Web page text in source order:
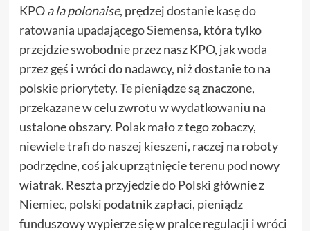
KPOa la polonaise, prędzej dostanie kasędo
ratowania upadającego Siemensa, która tylko
przejdzie swobodnie przez nasz KPO, jak woda
przez gęś i wróci do nadawcy, niż dostanie to na
polskie priorytety. Te pieniądze są znaczone,
przekazane w celu zwrotu w wydatkowaniu na
ustalone obszary. Polak mało z tego zobaczy,
niewiele trafi do naszej kieszeni, raczej na roboty
podrzędne, coś jak uprzątnięcie terenu pod nowy
wiatrak. Reszta przyjedzie do Polski głównie z
Niemiec, polski podatnik zapłaci, pieniądz
funduszowy wypierze się w pralce regulacji i wróci